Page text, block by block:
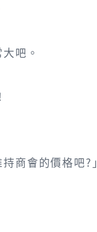
吧。
商會的價格吧?」